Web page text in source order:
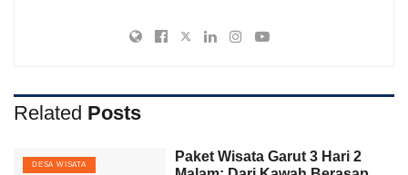
Related Posts
DESA WISATA
Paket Wisata Garut 3 Hari 2